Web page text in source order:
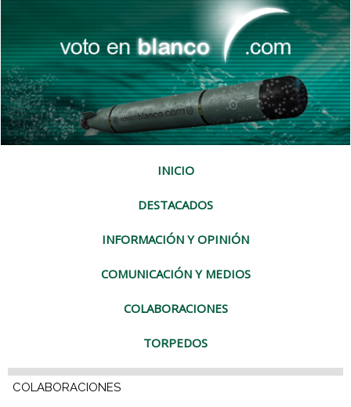
INICIO
DESTACADOS
INFORMACIÓN Y OPINIÓN
COMUNICACIÓN Y MEDIOS
COLABORACIONES
TORPEDOS
COLABORACIONES